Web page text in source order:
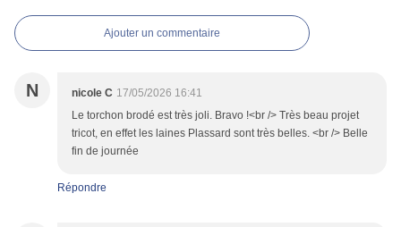
Ajouter un commentaire
N nicole C 17/05/2026 16:41
Le torchon brodé est très joli. Bravo !<br /> Très beau projet
tricot, en effet les laines Plassard sont très belles. <br /> Belle
fin de journée
Répondre